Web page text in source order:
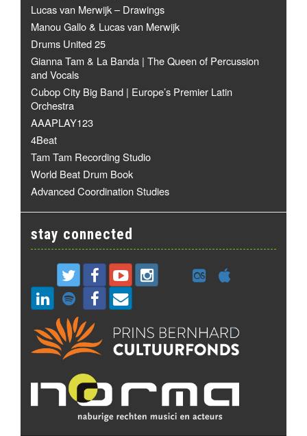
Lucas van Merwijk – Drawings
Manou Gallo & Lucas van Merwijk
Drums United 25
Gianna Tam & La Banda | The Queen of Percussion
and Vocals
Cubop City Big Band | Europe’s Premier Latin
Orchestra
AAAPLAY123
4Beat
Tam Tam Recording Studio
World Beat Drum Book
Advanced Coordination Studies
stay connected